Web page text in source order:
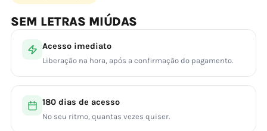
SEM LETRAS MIÚDAS
Acesso imediato
Liberação na hora, após a confirmação do pagamento.
180 dias de acesso
No seu ritmo, quantas vezes quiser.